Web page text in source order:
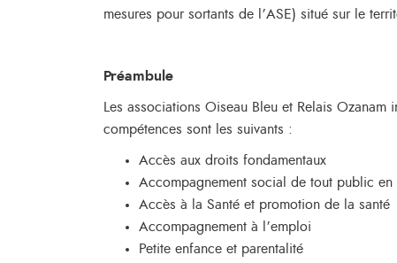
mesures pour sortants de l’ASE) situé sur le
Préambule
Les associations Oiseau Bleu et Relais
compétences sont les suivants :
Accès aux droits fondamentaux
Accompagnement social de tout public en
Accès à la Santé et promotion de la santé
Accompagnement à l’emploi
Petite enfance et parentalité